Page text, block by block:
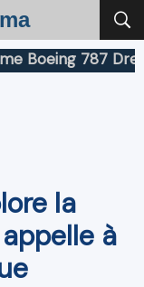
787
la
à